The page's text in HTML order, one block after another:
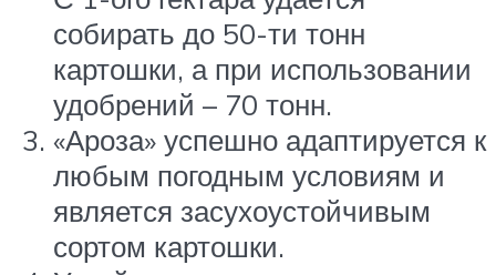
собирать до 50-ти тонн
картошки, а при использовании
удобрений – 70 тонн.
«Ароза» успешно адаптируется к
любым погодным условиям и
является засухоустойчивым
сортом картошки.